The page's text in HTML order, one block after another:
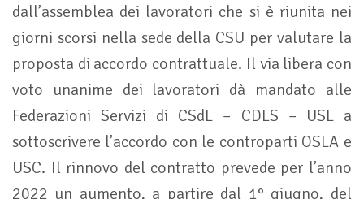
dall’assemblea dei lavoratori che si è riunita nei
giorni scorsi nella sede della CSU per valutare la
proposta di accordo contrattuale. Il via libera con
voto unanime dei lavoratori dà mandato alle
Federazioni Servizi di CSdL – CDLS – USL a
sottoscrivere l’accordo con le controparti OSLA e
USC. Il rinnovo del contratto prevede per l’anno
2022 un aumento, a partire dal 1° giugno, del